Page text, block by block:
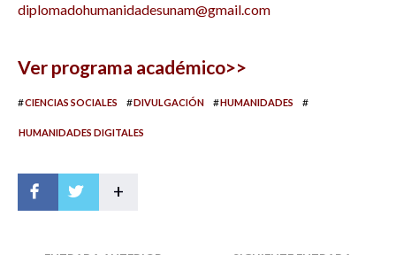
diplomadohumanidadesunam@gmail.com
Ver programa académico>>
#CIENCIAS SOCIALES #DIVULGACIÓN #HUMANIDADES #
HUMANIDADES DIGITALES
+